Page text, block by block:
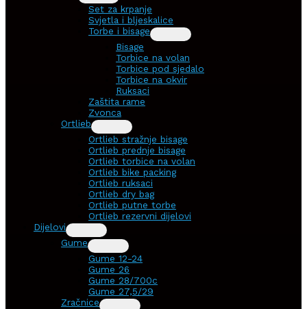
Set za krpanje
Svjetla i bljeskalice
Torbe i bisage
Bisage
Torbice na volan
Torbice pod sjedalo
Torbice na okvir
Ruksaci
Zaštita rame
Zvonca
Ortlieb
Ortlieb stražnje bisage
Ortlieb prednje bisage
Ortlieb torbice na volan
Ortlieb bike packing
Ortlieb ruksaci
Ortlieb dry bag
Ortlieb putne torbe
Ortlieb rezervni dijelovi
Dijelovi
Gume
Gume 12-24
Gume 26
Gume 28/700c
Gume 27,5/29
Zračnice